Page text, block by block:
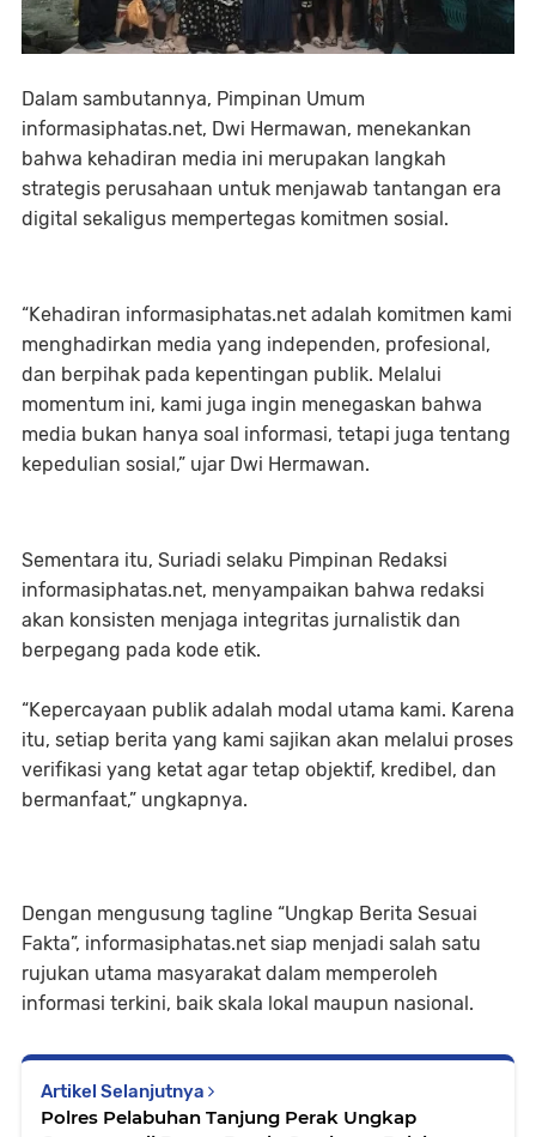
Dalam sambutannya, Pimpinan Umum
informasiphatas.net, Dwi Hermawan, menekankan
bahwa kehadiran media ini merupakan langkah
strategis perusahaan untuk menjawab tantangan era
digital sekaligus mempertegas komitmen sosial.
“Kehadiran informasiphatas.net adalah komitmen kami
menghadirkan media yang independen, profesional,
dan berpihak pada kepentingan publik. Melalui
momentum ini, kami juga ingin menegaskan bahwa
media bukan hanya soal informasi, tetapi juga tentang
kepedulian sosial,” ujar Dwi Hermawan.
Sementara itu, Suriadi selaku Pimpinan Redaksi
informasiphatas.net, menyampaikan bahwa redaksi
akan konsisten menjaga integritas jurnalistik dan
berpegang pada kode etik.
“Kepercayaan publik adalah modal utama kami. Karena
itu, setiap berita yang kami sajikan akan melalui proses
verifikasi yang ketat agar tetap objektif, kredibel, dan
bermanfaat,” ungkapnya.
Dengan mengusung tagline “Ungkap Berita Sesuai
Fakta”, informasiphatas.net siap menjadi salah satu
rujukan utama masyarakat dalam memperoleh
informasi terkini, baik skala lokal maupun nasional.
Artikel Selanjutnya
Polres Pelabuhan Tanjung Perak Ungkap